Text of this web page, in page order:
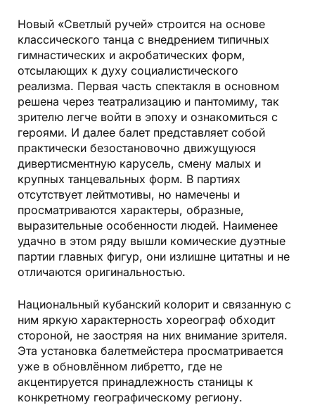
Новый «Светлый ручей» строится на основе
классического танца с внедрением типичных
гимнастических и акробатических форм,
отсылающих к духу социалистического
реализма. Первая часть спектакля в основном
решена через театрализацию и пантомиму, так
зрителю легче войти в эпоху и ознакомиться с
героями. И далее балет представляет собой
практически безостановочно движущуюся
дивертисментную карусель, смену малых и
крупных танцевальных форм. В партиях
отсутствует лейтмотивы, но намечены и
просматриваются характеры, образные,
выразительные особенности людей. Наименее
удачно в этом ряду вышли комические дуэтные
партии главных фигур, они излишне цитатны и не
отличаются оригинальностью.
Национальный кубанский колорит и связанную с
ним яркую характерность хореограф обходит
стороной, не заостряя на них внимание зрителя.
Эта установка балетмейстера просматривается
уже в обновлённом либретто, где не
акцентируется принадлежность станицы к
конкретному географическому региону.